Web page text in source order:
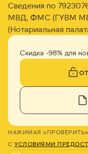
Сведения по
МВД, ФМС (ГУВМ
(Нотариальная
Скидка -98% для
НАЖИМАЯ
С УСЛОВИЯМИ